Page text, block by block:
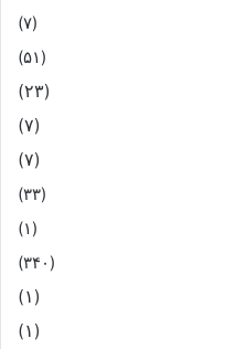
(۷)
(۵۱)
(۲۳)
(۷)
(۷)
(۳۳)
(۱)
(۳۴۰)
(۱)
(۱)